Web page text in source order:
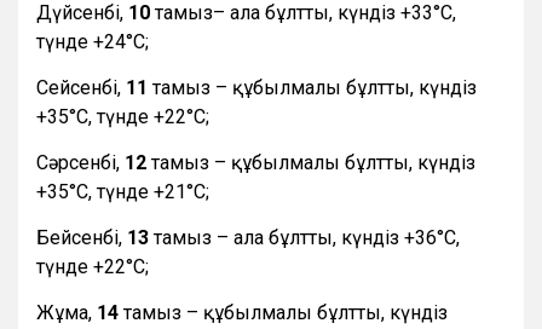
Дүйсенбі, 10тамыз– ала бұлтты, күндіз +33°С,
түнде +24°С;
Сейсенбі, 11тамыз – құбылмалы бұлтты, күндіз
+35°С, түнде +22°С;
Сәрсенбі, 12тамыз – құбылмалы бұлтты, күндіз
+35°С, түнде +21°С;
Бейсенбі, 13тамыз – ала бұлтты, күндіз +36°С,
түнде +22°С;
Жұма, 14тамыз – құбылмалы бұлтты, күндіз